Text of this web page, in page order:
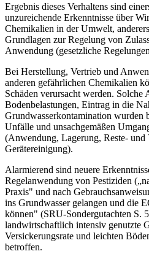
Ergebnis dieses Verhaltens sind
unzureichende Erkenntnisse über
Chemikalien in der Umwelt,
Grundlagen zur Regelung von
Anwendung (gesetzliche
Bei Herstellung, Vertrieb und
anderen gefährlichen Chemikalien
Schäden verursacht werden.
Bodenbelastungen, Eintrag in die
Grundwasserkontamination wurden
Unfälle und unsachgemäßen
(Anwendung, Lagerung, Reste- und
Gerätereinigung).
Alarmierend sind neuere
Regelanwendung von Pestiziden
Praxis" und nach
ins Grundwasser gelangen und die
können" (SRU-Sondergutachten S.
landwirtschaftlich intensiv genutzte
Versickerungsrate und leichten
betroffen.